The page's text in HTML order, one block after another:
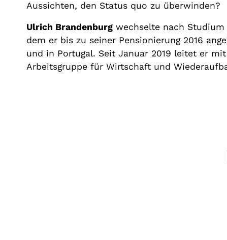
Aussichten, den Status quo zu überwinden?
Ulrich Brandenburg wechselte nach Studium
dem er bis zu seiner Pensionierung 2016
und in Portugal. Seit Januar 2019 leitet er
Arbeitsgruppe für Wirtschaft und